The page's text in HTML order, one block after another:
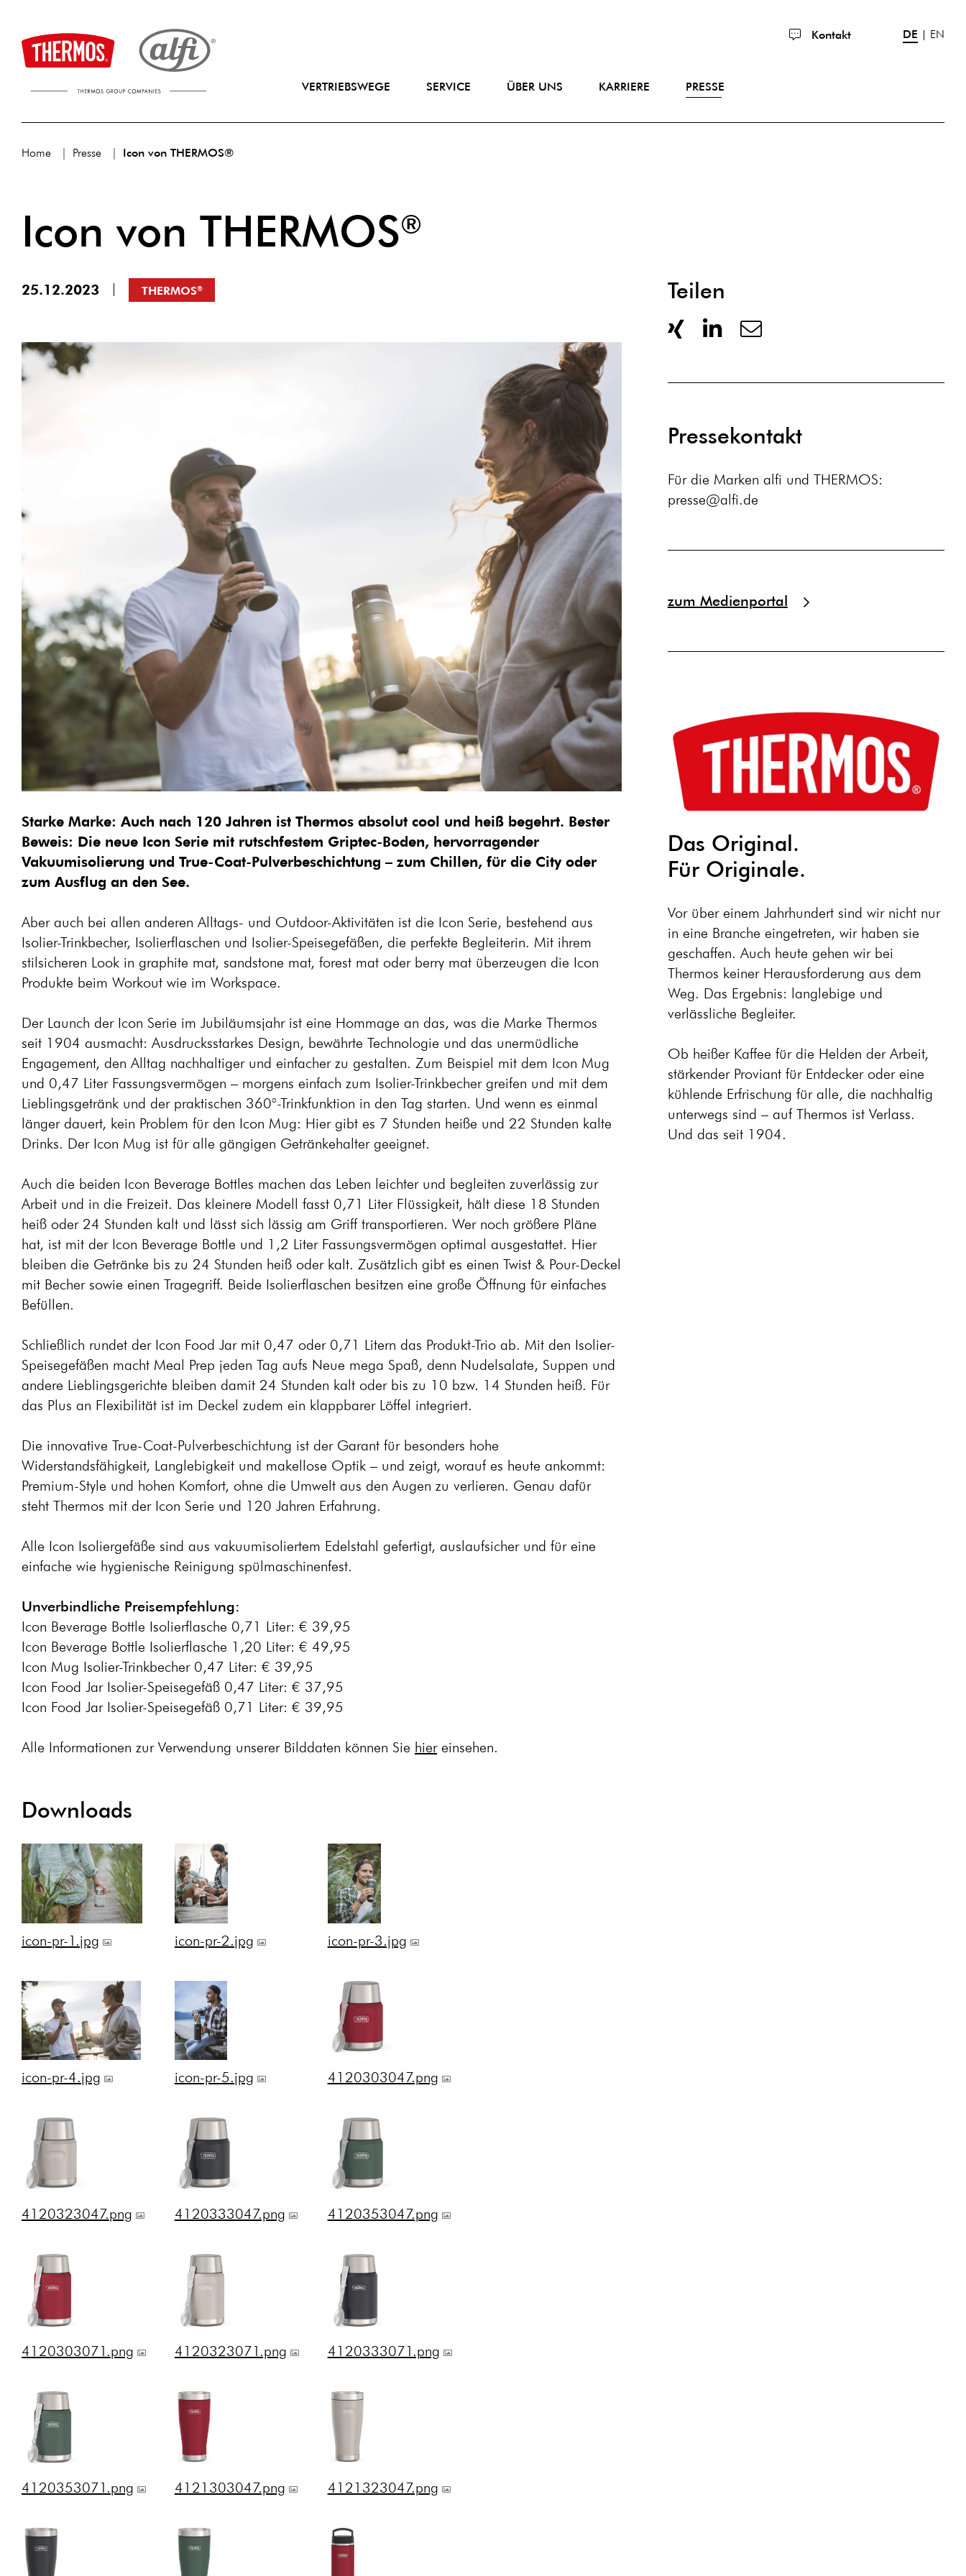
VERTRIEBSWEGE SERVICE ÜBER UNS KARRIERE PRESSE
Kontakt DE EN
Home Presse Icon von THERMOS®
Icon von THERMOS®
25.12.2023 THERMOS®
Starke Marke: Auch nach 120 Jahren ist Thermos absolut cool und heiß begehrt. Bester
Beweis: Die neue Icon Serie mit rutschfestem Griptec-Boden, hervorragender
Vakuumisolierung und True-Coat-Pulverbeschichtung – zum Chillen, für die City oder
zum Ausflug an den See.
Aber auch bei allen anderen Alltags- und Outdoor-Aktivitäten ist die Icon Serie, bestehend aus
Isolier-Trinkbecher, Isolierflaschen und Isolier-Speisegefäßen, die perfekte Begleiterin. Mit ihrem
stilsicheren Look in graphite mat, sandstone mat, forest mat oder berry mat überzeugen die Icon
Produkte beim Workout wie im Workspace.
Der Launch der Icon Serie im Jubiläumsjahr ist eine Hommage an das, was die Marke Thermos
seit 1904 ausmacht: Ausdrucksstarkes Design, bewährte Technologie und das unermüdliche
Engagement, den Alltag nachhaltiger und einfacher zu gestalten. Zum Beispiel mit dem Icon Mug
und 0,47 Liter Fassungsvermögen – morgens einfach zum Isolier-Trinkbecher greifen und mit dem
Lieblingsgetränk und der praktischen 360°-Trinkfunktion in den Tag starten. Und wenn es einmal
länger dauert, kein Problem für den Icon Mug: Hier gibt es 7 Stunden heiße und 22 Stunden kalte
Drinks. Der Icon Mug ist für alle gängigen Getränkehalter geeignet.
Auch die beiden Icon Beverage Bottles machen das Leben leichter und begleiten zuverlässig zur
Arbeit und in die Freizeit. Das kleinere Modell fasst 0,71 Liter Flüssigkeit, hält diese 18 Stunden
heiß oder 24 Stunden kalt und lässt sich lässig am Griff transportieren. Wer noch größere Pläne
hat, ist mit der Icon Beverage Bottle und 1,2 Liter Fassungsvermögen optimal ausgestattet. Hier
bleiben die Getränke bis zu 24 Stunden heiß oder kalt. Zusätzlich gibt es einen Twist & Pour-Deckel
mit Becher sowie einen Tragegriff. Beide Isolierflaschen besitzen eine große Öffnung für einfaches
Befüllen.
Schließlich rundet der Icon Food Jar mit 0,47 oder 0,71 Litern das Produkt-Trio ab. Mit den Isolier-
Speisegefäßen macht Meal Prep jeden Tag aufs Neue mega Spaß, denn Nudelsalate, Suppen und
andere Lieblingsgerichte bleiben damit 24 Stunden kalt oder bis zu 10 bzw. 14 Stunden heiß. Für
das Plus an Flexibilität ist im Deckel zudem ein klappbarer Löffel integriert.
Die innovative True-Coat-Pulverbeschichtung ist der Garant für besonders hohe
Widerstandsfähigkeit, Langlebigkeit und makellose Optik – und zeigt, worauf es heute ankommt:
Premium-Style und hohen Komfort, ohne die Umwelt aus den Augen zu verlieren. Genau dafür
steht Thermos mit der Icon Serie und 120 Jahren Erfahrung.
Alle Icon Isoliergefäße sind aus vakuumisoliertem Edelstahl gefertigt, auslaufsicher und für eine
einfache wie hygienische Reinigung spülmaschinenfest.
Unverbindliche Preisempfehlung:
Icon Beverage Bottle Isolierflasche 0,71 Liter: € 39,95
Icon Beverage Bottle Isolierflasche 1,20 Liter: € 49,95
Icon Mug Isolier-Trinkbecher 0,47 Liter: € 39,95
Icon Food Jar Isolier-Speisegefäß 0,47 Liter: € 37,95
Icon Food Jar Isolier-Speisegefäß 0,71 Liter: € 39,95
Alle Informationen zur Verwendung unserer Bilddaten können Sie hiereinsehen.
Downloads
icon-pr-1.jpg icon-pr-2.jpg icon-pr-3.jpg
icon-pr-4.jpg icon-pr-5.jpg 4120303047.png
4120323047.png 4120333047.png 4120353047.png
4120303071.png 4120323071.png 4120333071.png
4120353071.png 4121303047.png 4121323047.png
Teilen
Pressekontakt
Für die Marken alfi und THERMOS:
presse@alfi.de
zum Medienportal
Das Original.
Für Originale.
Vor über einem Jahrhundert sind wir nicht nur
in eine Branche eingetreten, wir haben sie
geschaffen. Auch heute gehen wir bei
Thermos keiner Herausforderung aus dem
Weg. Das Ergebnis: langlebige und
verlässliche Begleiter.
Ob heißer Kaffee für die Helden der Arbeit,
stärkender Proviant für Entdecker oder eine
kühlende Erfrischung für alle, die nachhaltig
unterwegs sind – auf Thermos ist Verlass.
Und das seit 1904.